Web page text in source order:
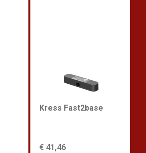
Kress Fast2base
€ 41,46